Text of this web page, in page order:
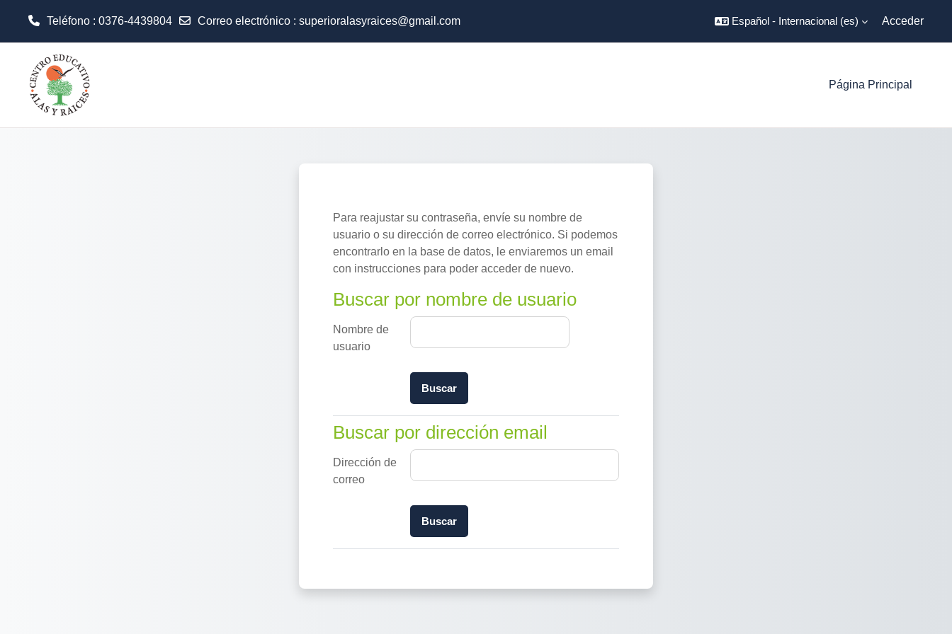
Teléfono : 0376-4439804 Correo electrónico : superioralasyraices@gmail.com Español - Internacional ‎(es)‎ Acceder
Página Principal
Para reajustar su contraseña, envíe su nombre de
usuario o su dirección de correo electrónico. Si podemos
encontrarlo en la base de datos, le enviaremos un email
con instrucciones para poder acceder de nuevo.
Buscar por nombre de usuario
Buscar por nombre de usuario
Nombre de
usuario
Buscar por dirección email
Buscar por dirección email
Dirección de
correo